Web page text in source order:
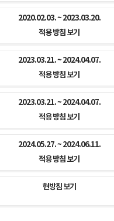
2020.02.03. ~ 2023.03.20.
적용 방침 보기
2023.03.21. ~ 2024.04.07.
적용 방침 보기
2023.03.21. ~ 2024.04.07.
적용 방침 보기
2024.05.27. ~ 2024.06.11.
적용 방침 보기
현방침 보기